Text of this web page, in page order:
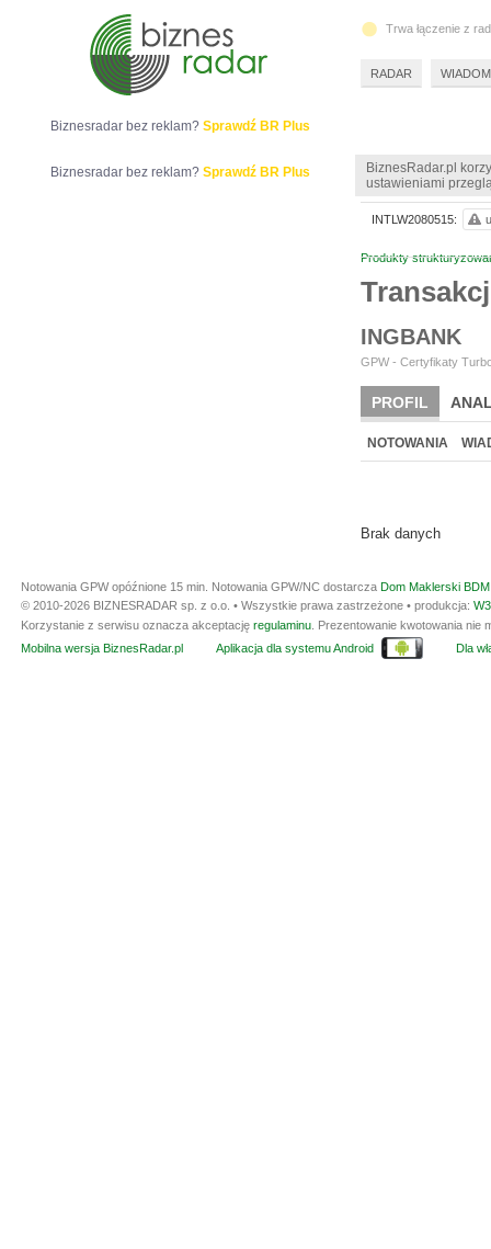
BiznesRadar.pl
ustawieniami
Produkty
INGBANK
GPW - Certyfikaty
PROFIL
NOTOWANIA
Brak danych
INTLW2080515:
Biznesradar bez reklam? Sprawdź BR Plus
Biznesradar bez reklam? Sprawdź BR Plus
Trwa łączenie z
RADAR
Notowania GPW opóźnione 15 min. Notowania GPW/NC dostarcza Dom Maklerski
© 2010-2026 BIZNESRADAR sp. z o.o. • Wszystkie prawa zastrzeżone • produkcja:
Korzystanie z serwisu oznacza akceptację regulaminu . Prezentowanie kwotowania
Mobilna wersja BiznesRadar.pl
Aplikacja dla systemu Android Dla